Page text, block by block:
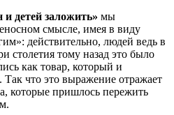
и детей заложить» мы
смысле, имея в виду
действительно, людей ведь в
столетия тому назад это было
как товар, который и
Так что это выражение отражает
которые пришлось пережить